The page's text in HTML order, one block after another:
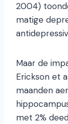
2004)
matige
Maar de
Erickson et
maanden
met 2%